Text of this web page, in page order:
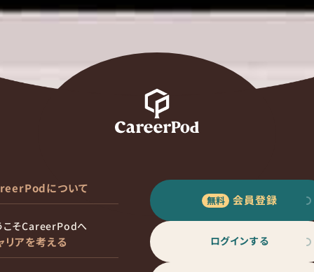
について
こそCareerPodへ
リアを考える
会員登録
ログインする